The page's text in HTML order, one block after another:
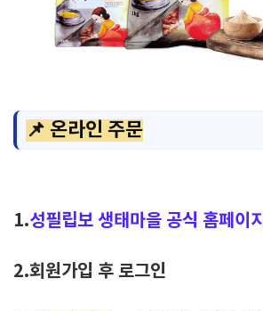
📌 온라인 주문
1.성필립보 생태마을 공식 홈페이지
2.회원가입 후 로그인